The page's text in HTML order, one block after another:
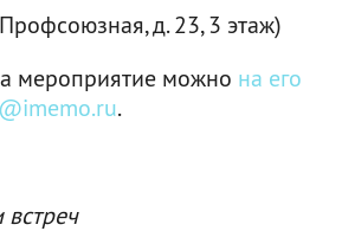
д. 23, 3 этаж)
мероприятие можно на его
.
встреч